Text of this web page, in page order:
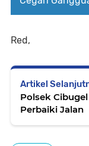
Red,
Artikel
Polsek
Perbaiki Jalan